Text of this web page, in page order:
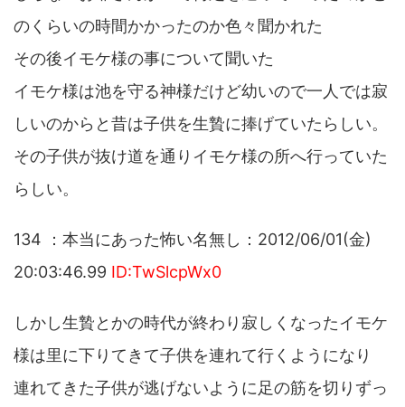
のくらいの時間かかったのか色々聞かれた
その後イモケ様の事について聞いた
イモケ様は池を守る神様だけど幼いので一人では寂
しいのからと昔は子供を生贄に捧げていたらしい。
その子供が抜け道を通りイモケ様の所へ行っていた
らしい。
134 ：本当にあった怖い名無し：2012/06/01(金)
20:03:46.99 ID:TwSlcpWx0
しかし生贄とかの時代が終わり寂しくなったイモケ
様は里に下りてきて子供を連れて行くようになり
連れてきた子供が逃げないように足の筋を切りずっ